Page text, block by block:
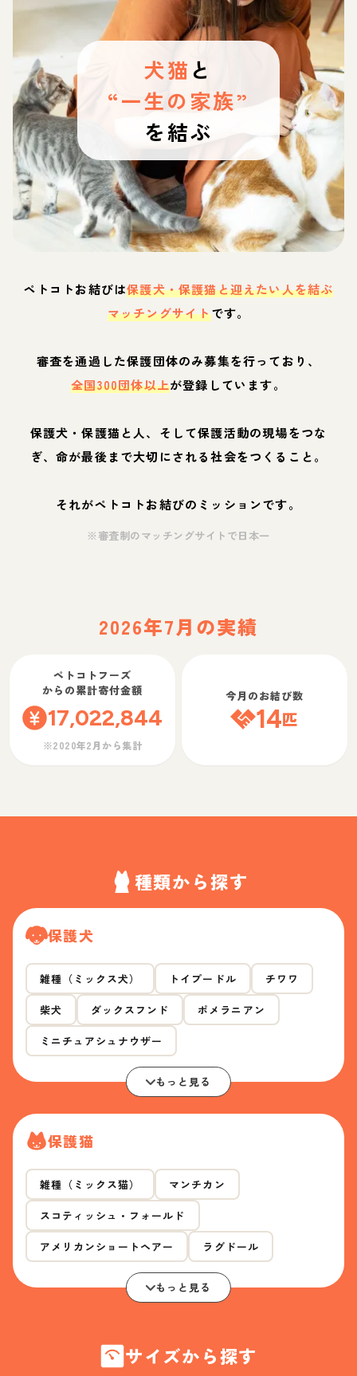
犬猫 と
“一生の家族”
を結ぶ
ペトコトお結びは保護犬・保護猫と迎えたい人を結ぶ
マッチングサイトです。
審査を通過した保護団体のみ募集を行っており、
全国300団体以上が登録しています。
保護犬・保護猫と人、そして保護活動の現場をつな
ぎ、命が最後まで大切にされる社会をつくること。
それがペトコトお結びのミッションです。
※審査制のマッチングサイトで日本一
2026年7月の実績
ペトコトフーズ
からの累計寄付金額
17,022,844
※2020年2月から集計
今月のお結び数
14匹
種類から探す
保護犬
雑種（ミックス犬） トイプードル チワワ
柴犬 ダックスフンド ポメラニアン
ミニチュアシュナウザー
もっと見る
保護猫
雑種（ミックス猫） マンチカン
スコティッシュ・フォールド
アメリカンショートヘアー ラグドール
もっと見る
サイズから探す